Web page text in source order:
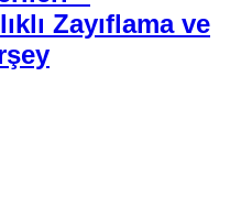
Zayıflama ve